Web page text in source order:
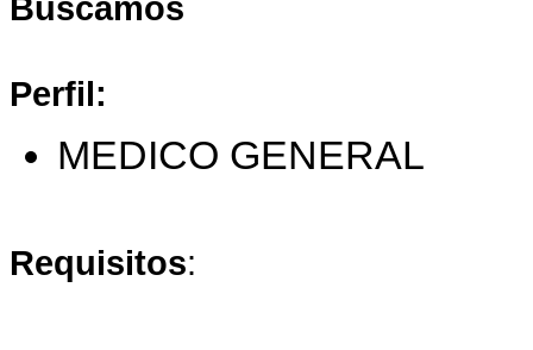
Buscamos
Perfil:
MEDICO GENERAL
Requisitos: